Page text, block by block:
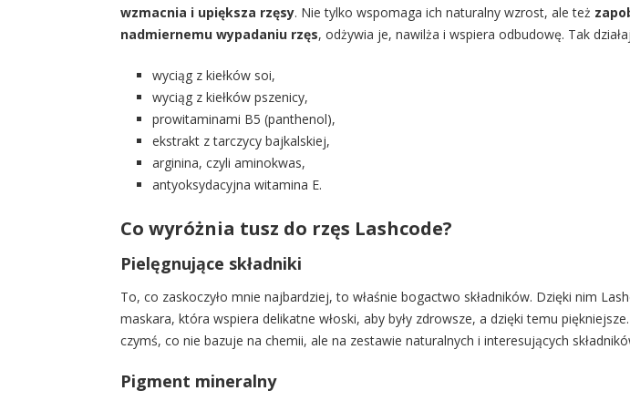
wzmacnia i upiększa rzęsy. Nie tylko wspomaga ich naturalny wzrost, ale też
nadmiernemu wypadaniu rzęs, odżywia je, nawilża i wspiera odbudowę. Tak
wyciąg z kiełków soi,
wyciąg z kiełków pszenicy,
prowitaminami B5 (panthenol),
ekstrakt z tarczycy bajkalskiej,
arginina, czyli aminokwas,
antyoksydacyjna witamina E.
Co wyróżnia tusz do rzęs Lashcode?
Pielęgnujące składniki
To, co zaskoczyło mnie najbardziej, to właśnie bogactwo składników. Dzięki nim
maskara, która wspiera delikatne włoski, aby były zdrowsze, a dzięki temu
czymś, co nie bazuje na chemii, ale na zestawie naturalnych i interesujących
Pigment mineralny